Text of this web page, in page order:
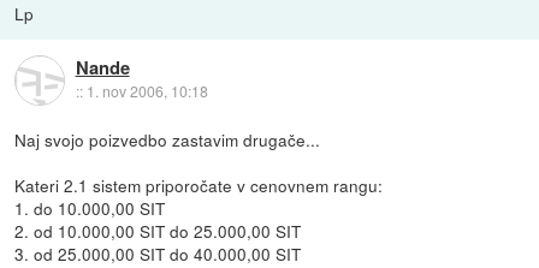
Lp
Nande
:: 1. nov 2006, 10:18
Naj svojo poizvedbo zastavim drugače...
Kateri 2.1 sistem priporočate v cenovnem rangu:
1. do 10.000,00 SIT
2. od 10.000,00 SIT do 25.000,00 SIT
3. od 25.000,00 SIT do 40.000,00 SIT